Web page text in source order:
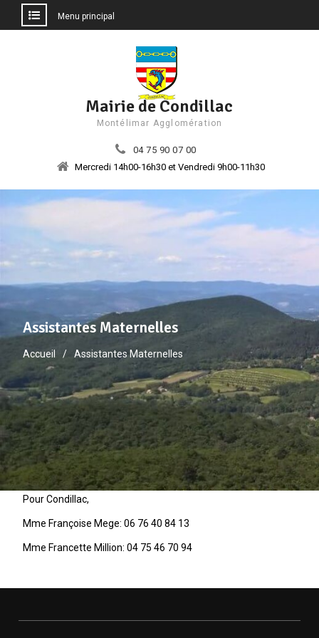
Menu principal
Mairie de Condillac
Montélimar Agglomération
04 75 90 07 00
Mercredi 14h00-16h30 et Vendredi 9h00-11h30
Assistantes Maternelles
Accueil Assistantes Maternelles
Pour Condillac,
Mme Françoise Mege: 06 76 40 84 13
Mme Francette Million: 04 75 46 70 94